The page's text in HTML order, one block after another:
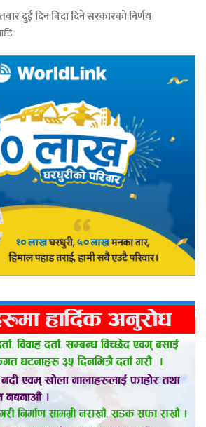
दुई दिन बिदा दिने सरकारको निर्णय